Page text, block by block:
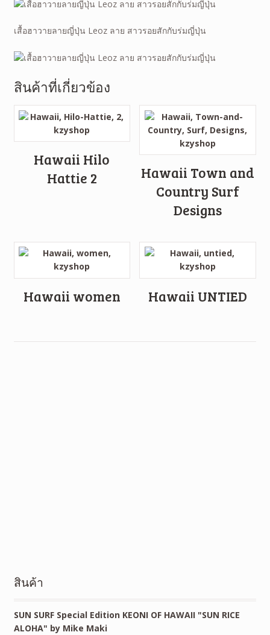
เสื้อฮาวายลายญี่ปุ่น Leoz ลาย สาวรอยสักกับร่มญี่ปุ่น
สินค้าที่เกี่ยวข้อง
Hawaii Hilo
Hattie 2
Hawaii Town and
Country Surf
Designs
Hawaii women Hawaii UNTIED
สินค้า
SUN SURF Special Edition KEONI OF HAWAII "SUN RICE
ALOHA" by Mike Maki